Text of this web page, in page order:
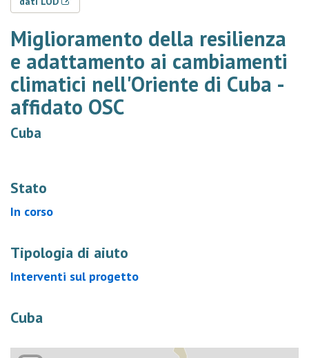
Miglioramento della resilienza
e adattamento ai cambiamenti
climatici nell'Oriente di Cuba -
affidato OSC
Cuba
Stato
In corso
Tipologia di aiuto
Interventi sul progetto
Cuba